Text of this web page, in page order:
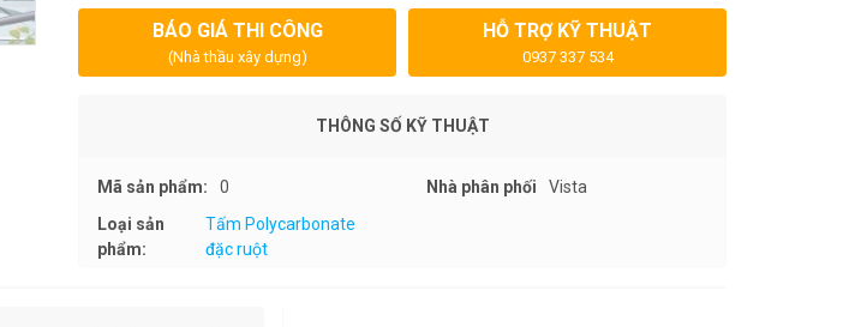
BÁO GIÁ THI CÔNG
(Nhà thầu xây dựng)
HỖ TRỢ KỸ THUẬT
0937 337 534
THÔNG SỐ KỸ THUẬT
Mã sản phẩm: 0 Nhà phân phối
Vista
Loại sản
phẩm:
Tấm Polycarbonate
đặc ruột